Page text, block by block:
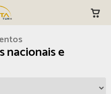
nacionais e